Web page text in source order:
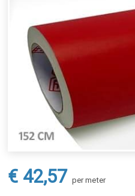
€ 42,57 per meter